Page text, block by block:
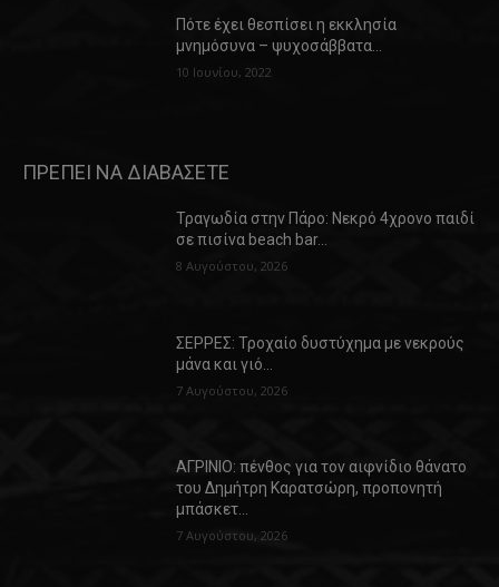
Πότε έχει θεσπίσει η εκκλησία
μνημόσυνα – ψυχοσάββατα…
10 Ιουνίου, 2022
ΠΡΕΠΕΙ ΝΑ ΔΙΑΒΑΣΕΤΕ
Τραγωδία στην Πάρο: Νεκρό 4χρονο παιδί
σε πισίνα beach bar…
8 Αυγούστου, 2026
ΣΕΡΡΕΣ: Τροχαίο δυστύχημα με νεκρούς
μάνα και γιό…
7 Αυγούστου, 2026
ΑΓΡΙΝΙΟ: πένθος για τον αιφνίδιο θάνατο
του Δημήτρη Καρατσώρη, προπονητή
μπάσκετ…
7 Αυγούστου, 2026